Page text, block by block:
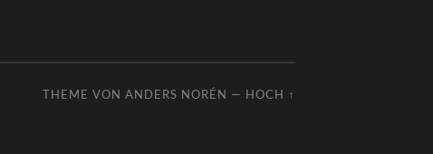
THEME VON ANDERS NORÉN — HOCH ↑